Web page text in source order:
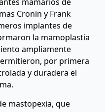
Cronin y Frank
implantes de
la mamoplastia
ampliamente
por primera
y duradera el
mastopexia, que